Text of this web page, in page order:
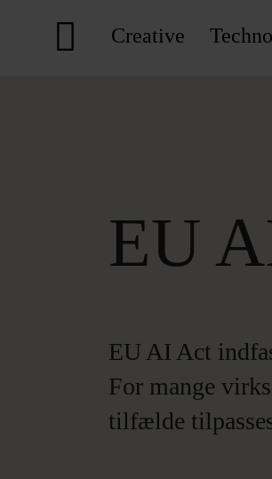
Creative
EU
EU AI Act
For mange
tilfælde